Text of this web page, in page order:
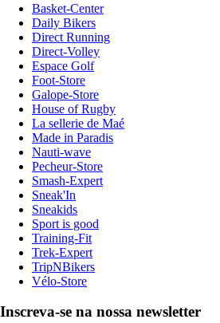
Basket-Center
Daily Bikers
Direct Running
Direct-Volley
Espace Golf
Foot-Store
Galope-Store
House of Rugby
La sellerie de Maé
Made in Paradis
Nauti-wave
Pecheur-Store
Smash-Expert
Sneak'In
Sneakids
Sport is good
Training-Fit
Trek-Expert
TripNBikers
Vélo-Store
Inscreva-se na nossa newsletter